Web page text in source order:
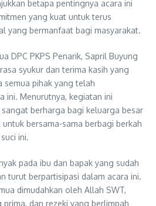
betapa pentingnya acara ini
yang kuat untuk terus
yang bermanfaat bagi masyarakat.
DPC PKPS Penarik, Sapril Buyung
syukur dan terima kasih yang
semua pihak yang telah
ini. Menurutnya, kegiatan ini
berharga bagi keluarga besar
untuk bersama-sama berbagi berkah
ini.
pada ibu dan bapak yang sudah
turut berpartisipasi dalam acara ini.
dimudahkan oleh Allah SWT,
prima, dan rezeki yang berlimpah